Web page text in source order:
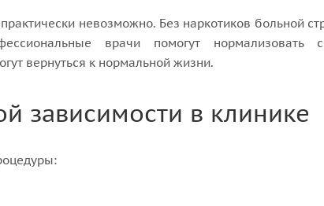
невозможно. Без наркотиков больной
врачи помогут нормализовать
вернуться к нормальной жизни.
зависимости в клинике